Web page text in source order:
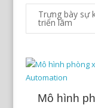
Trưng bày sự
triển lãm
Mô hình